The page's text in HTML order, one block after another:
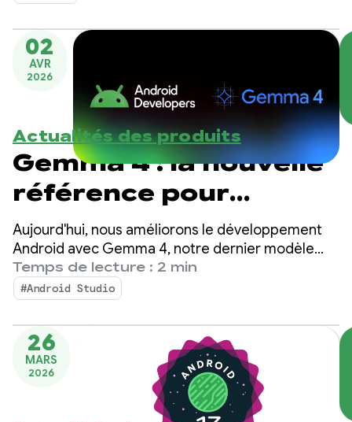
applications.
02
AVR
2026
Actualités des produits
Gemma 4 : la nouvelle
référence pour
l'intelligence
agentique locale sur
Android
Aujourd'hui, nous améliorons le développement
Android avec Gemma 4, notre dernier modèle
ouvert de pointe conçu avec des capacités de
raisonnement complexe et d'appel d'outils
autonome.
Temps de lecture : 2 min
#Android Studio
26
MARS
2026